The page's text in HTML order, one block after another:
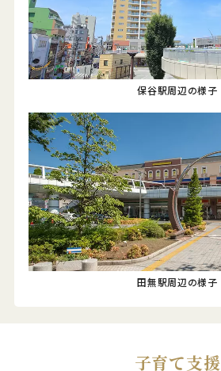
保谷駅周辺の様子
田無駅周辺の様子
子育て支援